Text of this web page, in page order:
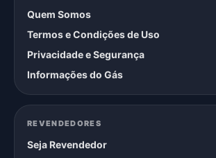
Quem Somos
Termos e Condições de Uso
Privacidade e Segurança
Informações do Gás
REVENDEDORES
Seja Revendedor